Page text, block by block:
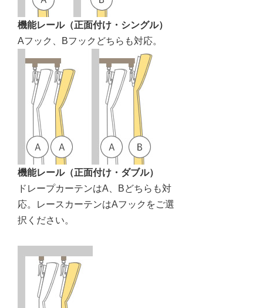
機能レール（正面付け・シングル）
Aフック、Bフックどちらも対応。
機能レール（正面付け・ダブル）
ドレープカーテンはA、Bどちらも対
応。レースカーテンはAフックをご選
択ください。